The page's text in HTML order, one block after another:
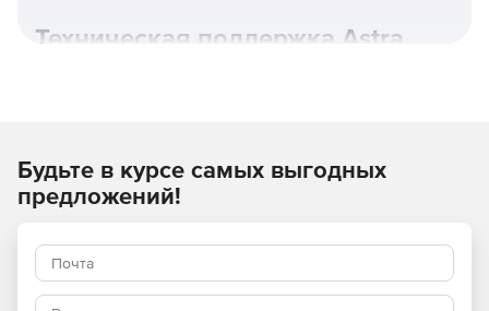
Техническая поддержка Astra
Будьте в курсе самых выгодных
предложений!